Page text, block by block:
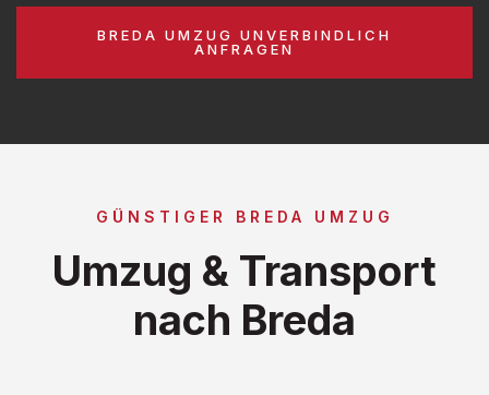
BREDA UMZUG UNVERBINDLICH
ANFRAGEN
GÜNSTIGER BREDA UMZUG
Umzug & Transport
nach Breda